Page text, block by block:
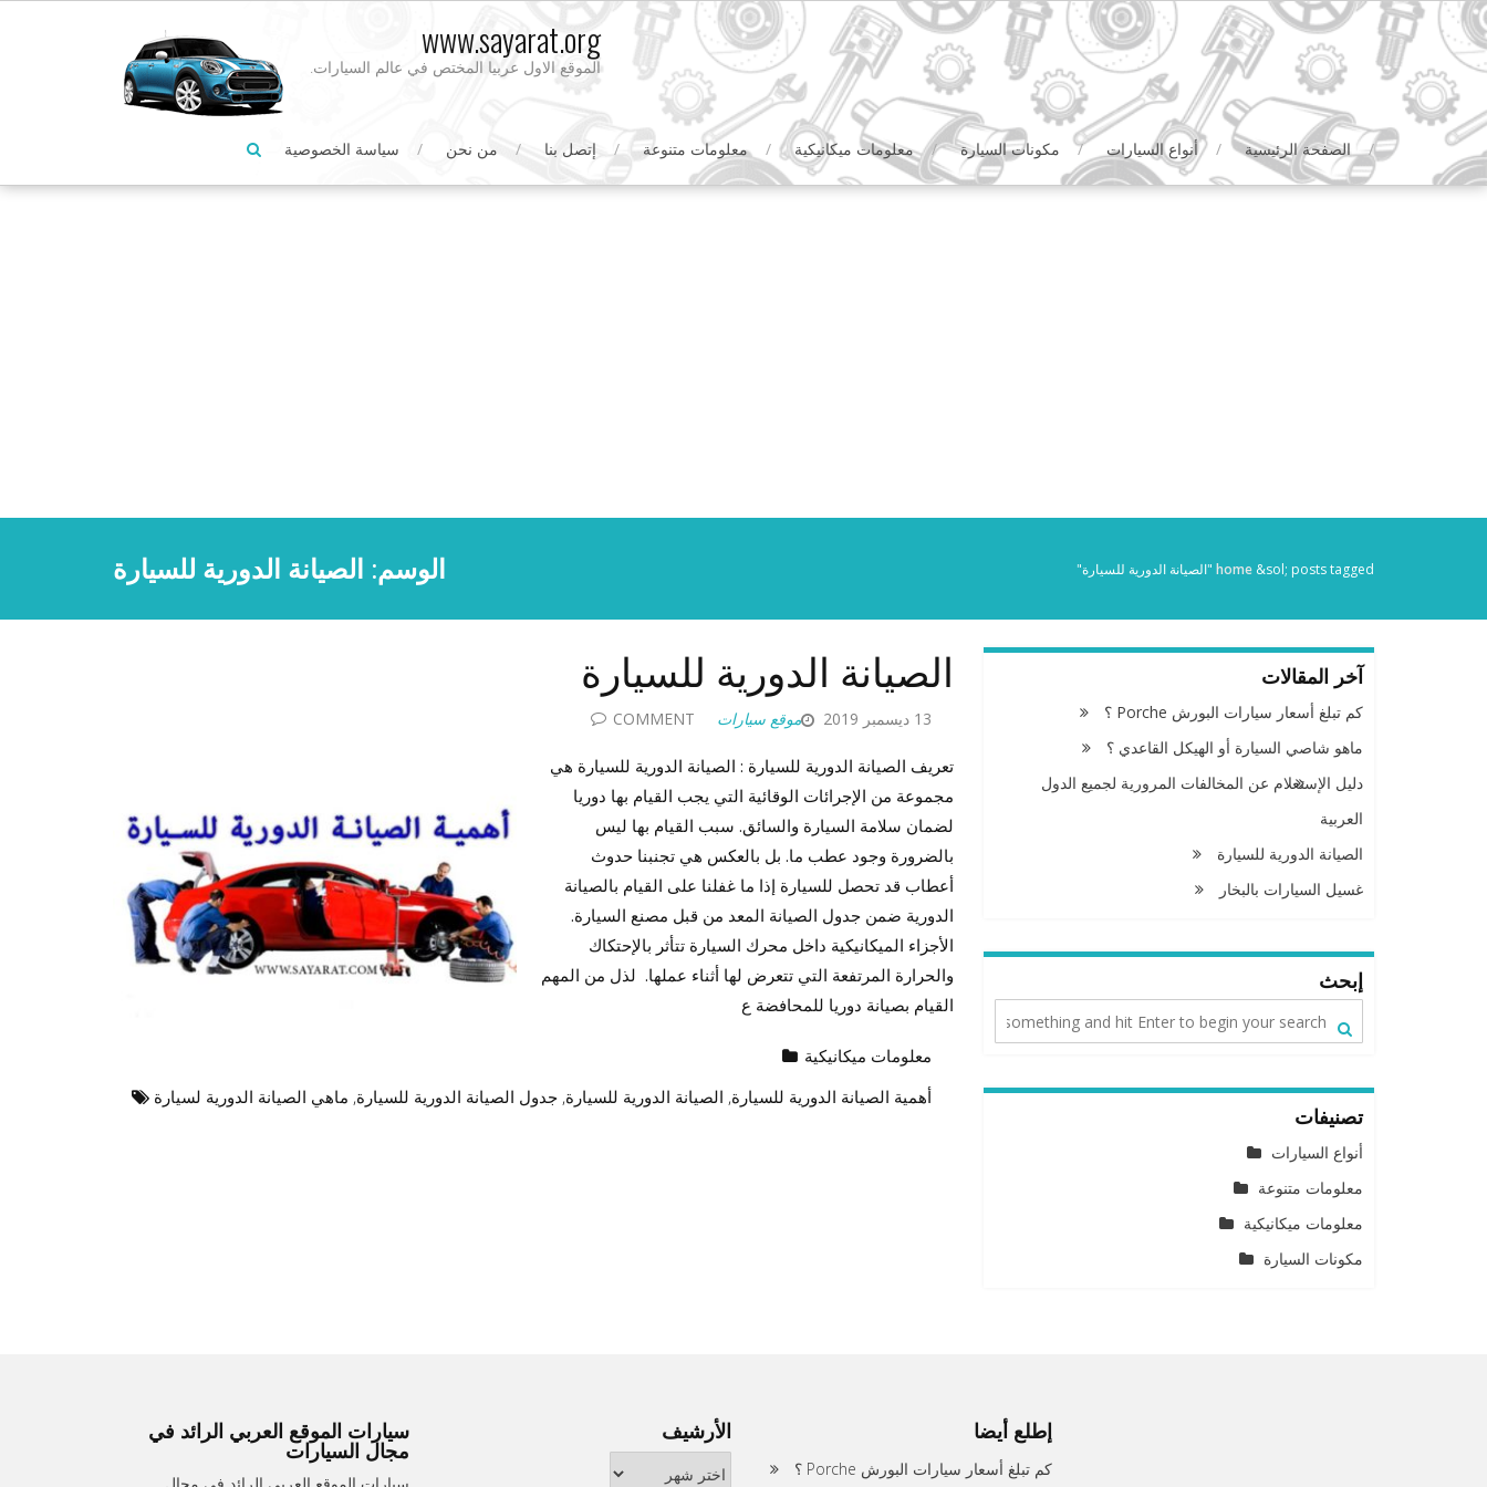
Skip
to
content
www.sayarat.org
الموقع الاول عربيا المختص في عالم السيارات.
سياسة الخصوصية من نحن إتصل بنا معلومات متنوعة معلومات ميكانيكية مكونات السيارة أنواع السيارات الصفحة الرئيسية
الوسم: الصيانة الدورية للسيارة home &sol; posts tagged "الصيانة الدورية للسيارة"
الصيانة الدورية للسيارة
13 ديسمبر 2019 موقع سيارات COMMENT
تعريف الصيانة الدورية للسيارة : الصيانة الدورية للسيارة هي
مجموعة من الإجرائات الوقائية التي يجب القيام بها دوريا
لضمان سلامة السيارة والسائق. سبب القيام بها ليس
بالضرورة وجود عطب ما. بل بالعكس هي تجنبنا حدوث
أعطاب قد تحصل للسيارة إذا ما غفلنا على القيام بالصيانة
الدورية ضمن جدول الصيانة المعد من قبل مصنع السيارة.
الأجزاء الميكانيكية داخل محرك السيارة تتأثر بالإحتكاك
والحرارة المرتفعة التي تتعرض لها أثناء عملها. لذل من المهم
القيام بصيانة دوريا للمحافضة ع
معلومات ميكانيكية
أهمية الصيانة الدورية للسيارة, الصيانة الدورية للسيارة,جدول الصيانة الدورية للسيارة, ماهي الصيانة الدورية لسيارة
آخر المقالات
كم تبلغ أسعار سيارات البورش Porche ؟
ماهو شاصي السيارة أو الهيكل القاعدي ؟
دليل الإستعلام عن المخالفات المرورية لجميع الدول
العربية
الصيانة الدورية للسيارة
غسيل السيارات بالبخار
إبحث
تصنيفات
أنواع السيارات
معلومات متنوعة
معلومات ميكانيكية
مكونات السيارة
سيارات الموقع العربي الرائد في
مجال السيارات
الأرشيف إطلع أيضا
كم تبلغ أسعار سيارات البورش Porche ؟